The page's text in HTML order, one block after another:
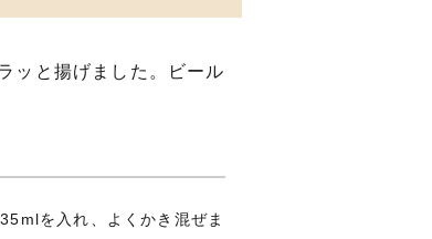
ッと揚げました。ビール
を入れ、よくかき混ぜま